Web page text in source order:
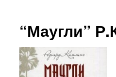
“Маугли”